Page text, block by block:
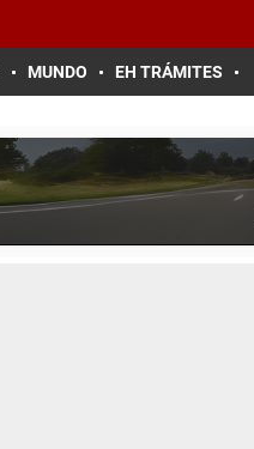
MUNDO EH TRÁMITES